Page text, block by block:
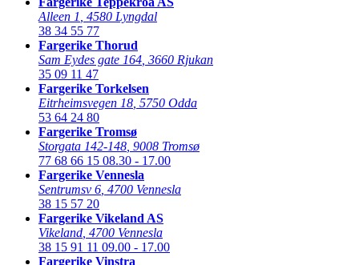
Alleen 1 4580 Lyngdal
38 34 55 77
Fargerike Thorud
Sam Eydes gate 164 3660 Rjukan
35 09 11 47
Fargerike Torkelsen
Eitrheimsvegen 18 5750 Odda
53 64 24 80
Fargerike Tromsø
Storgata 142-148 9008 Tromsø
77 68 66 15 08.30 - 17.00
Fargerike Vennesla
Sentrumsv 6 4700 Vennesla
38 15 57 20
Fargerike Vikeland AS
Vikeland 4700 Vennesla
38 15 91 11 09.00 - 17.00
Fargerike Vinstra